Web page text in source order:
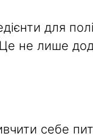
для
не лише
себе